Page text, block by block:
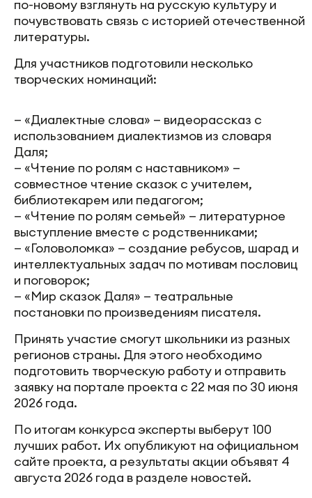
по-новому взглянуть на русскую культуру и
почувствовать связь с историей отечественной
литературы.
Для участников подготовили несколько
творческих номинаций:
— «Диалектные слова» — видеорассказ с
использованием диалектизмов из словаря
Даля;
— «Чтение по ролям с наставником» —
совместное чтение сказок с учителем,
библиотекарем или педагогом;
— «Чтение по ролям семьей» — литературное
выступление вместе с родственниками;
— «Головоломка» — создание ребусов, шарад и
интеллектуальных задач по мотивам пословиц
и поговорок;
— «Мир сказок Даля» — театральные
постановки по произведениям писателя.
Принять участие смогут школьники из разных
регионов страны. Для этого необходимо
подготовить творческую работу и отправить
заявку на портале проекта с 22 мая по 30 июня
2026 года.
По итогам конкурса эксперты выберут 100
лучших работ. Их опубликуют на официальном
сайте проекта, а результаты акции объявят 4
августа 2026 года в разделе новостей.